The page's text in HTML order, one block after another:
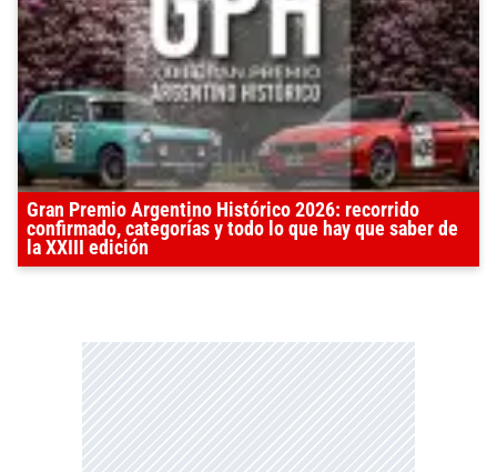
Gran Premio Argentino Histórico 2026: recorrido
confirmado, categorías y todo lo que hay que saber de
la XXIII edición